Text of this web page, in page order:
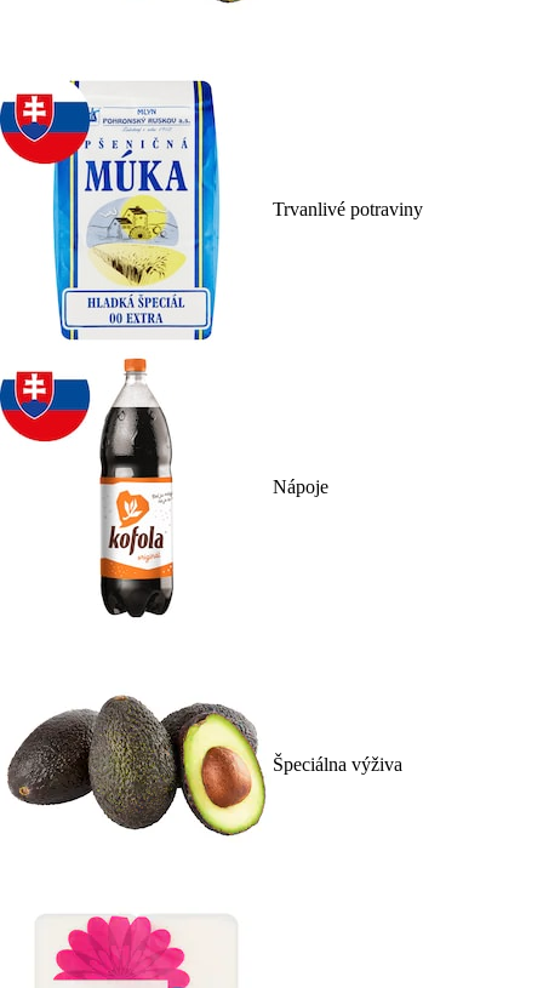
Trvanlivé potraviny
Nápoje
Špeciálna výživa